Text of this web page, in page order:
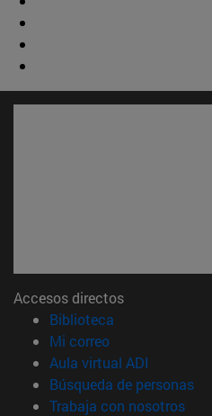
Accesos directos
Biblioteca
Mi correo(abre en nueva
Aula virtual ADI
Búsqueda de personas
Trabaja con nosotros